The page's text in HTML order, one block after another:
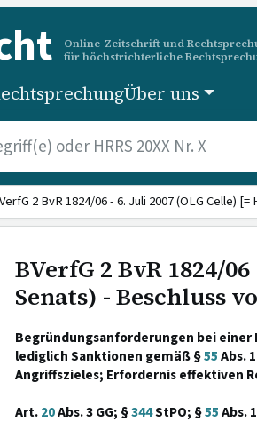
Online-Zeitschrift und
für höchstrichterliche
Über uns
2 BvR 1824/06 - 6. Juli 2007 (OLG Celle) [=
BVerfG 2 BvR 1824/
Senats) - Beschluss
Begründungsanforderungen bei
lediglich Sanktionen gemäß §55Abs.
Angriffszieles; Erfordernis effektiven
Art.20Abs. 3 GG; §344StPO; §55Abs.